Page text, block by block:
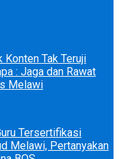
Tak Teruji
: Jaga dan Rawat
Melawi
Tersertifikasi
Melawi, Pertanyakan